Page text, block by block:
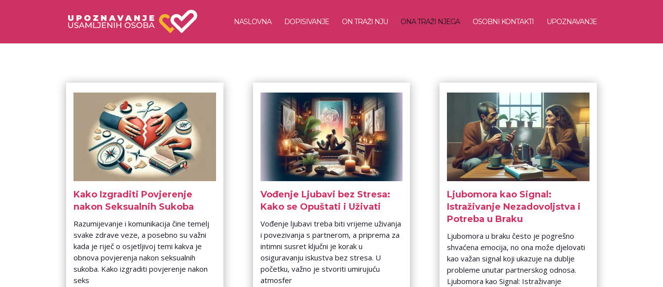
NASLOVNA DOPISIVANJE ON TRAŽI NJU ONA TRAŽI NJEGA OSOBNI KONTAKTI UPOZNAVANJE
Kako Izgraditi Povjerenje
nakon Seksualnih Sukoba
Razumijevanje i komunikacija čine temelj
svake zdrave veze, a posebno su važni
kada je riječ o osjetljivoj temi kakva je
obnova povjerenja nakon seksualnih
sukoba. Kako izgraditi povjerenje nakon
seks
Vođenje Ljubavi bez Stresa:
Kako se Opuštati i Uživati
Vođenje ljubavi treba biti vrijeme uživanja
i povezivanja s partnerom, a priprema za
intimni susret ključni je korak u
osiguravanju iskustva bez stresa. U
početku, važno je stvoriti umirujuću
atmosfer
Ljubomora kao Signal:
Istraživanje Nezadovoljstva i
Potreba u Braku
Ljubomora u braku često je pogrešno
shvaćena emocija, no ona može djelovati
kao važan signal koji ukazuje na dublje
probleme unutar partnerskog odnosa.
Ljubomora kao Signal: Istraživanje